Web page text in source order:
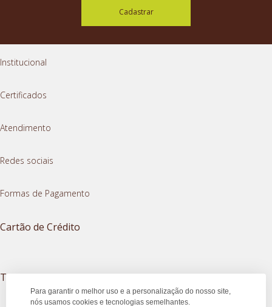
Cadastrar
Institucional
Certificados
Atendimento
Redes sociais
Formas de Pagamento
Cartão de Crédito
Transferência Instantânea
Para garantir o melhor uso e a personalização do nosso site,
nós usamos cookies e tecnologias semelhantes.